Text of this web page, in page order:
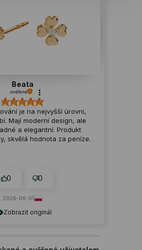
originál
Beata
ověřené
je na nejvyšší úrovni,
moderní design, ale
a elegantní. Produkt
hodnota za peníze.
0 0
06-01